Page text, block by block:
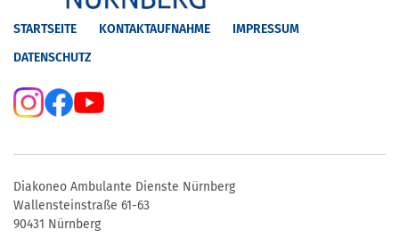
STARTSEITE KONTAKTAUFNAHME
IMPRESSUM
DATENSCHUTZ
Diakoneo Ambulante Dienste Nürnberg
Wallensteinstraße 61-63
90431 Nürnberg